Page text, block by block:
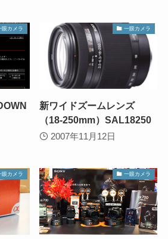
眼カメラ 一眼カメラ
新ワイドズームレンズ
（18-250mm）SAL18250
2007年11月12日
眼カメラ 一眼カメラ